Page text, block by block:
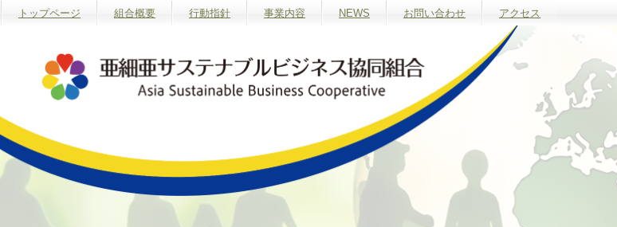
トップページ 組合概要 行動指針 事業内容 NEWS お問い合わせ アクセス